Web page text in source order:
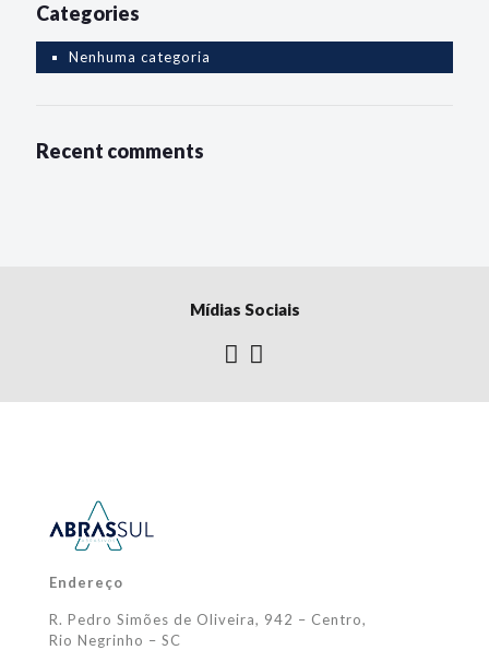
Categories
Nenhuma categoria
Recent comments
Mídias Sociais
Endereço
R. Pedro Simões de Oliveira, 942 – Centro,
Rio Negrinho – SC